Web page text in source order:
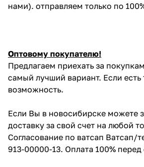
нами). отправляем только по
Оптовому покупателю!
Предлагаем приехать за
самый лучший вариант. Если есть
возможность.
Если Вы в новосибирске можете
доставку за свой счет на любой
Согласование по ватсап Ватсап/
913-00000-13. Оплата 100%